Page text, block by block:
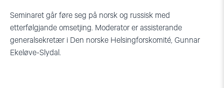
Seminaret går føre seg på norsk og russisk med
etterfølgjande omsetjing. Moderator er assisterande
generalsekretær i Den norske Helsingforskomité, Gunnar
Ekeløve-Slydal.